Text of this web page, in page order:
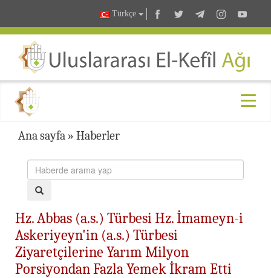
Türkçe
Ana sayfa » Haberler
Hz. Abbas (a.s.) Türbesi Hz. İmameyn-i
Askeriyeyn'in (a.s.) Türbesi
Ziyaretçilerine Yarım Milyon
Porsiyondan Fazla Yemek İkram Etti